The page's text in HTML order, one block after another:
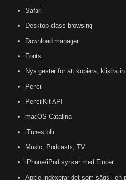
Safari
Desktop-class browsing
Download manager
Fonts
Nya gester för att kopiera, klistra in
Pencil
PencilKit API
macOS Catalina
iTunes blir:
Music, Podcasts, TV
iPhone/iPod synkar med Finder
Apple indexerar det som sägs i en